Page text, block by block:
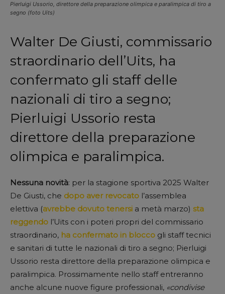
Pierluigi Ussorio, direttore della preparazione olimpica e paralimpica di tiro a
segno (foto Uits)
Walter De Giusti, commissario
straordinario dell’Uits, ha
confermato gli staff delle
nazionali di tiro a segno;
Pierluigi Ussorio resta
direttore della preparazione
olimpica e paralimpica.
Nessuna novità: per la stagione sportiva 2025 Walter
De Giusti, che dopo aver revocato l’assemblea
elettiva (avrebbe dovuto tenersi a metà marzo) sta
reggendo l’Uits con i poteri propri del commissario
straordinario, ha confermato in blocco gli staff tecnici
e sanitari di tutte le nazionali di tiro a segno; Pierluigi
Ussorio resta direttore della preparazione olimpica e
paralimpica. Prossimamente nello staff entreranno
anche alcune nuove figure professionali, «condivise